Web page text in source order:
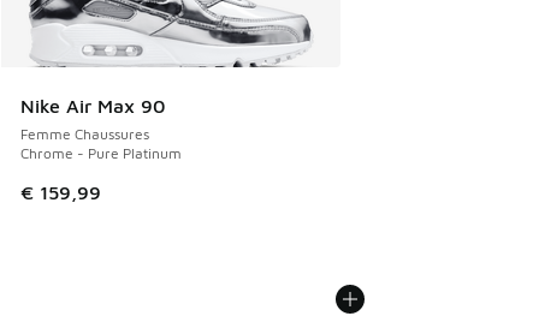
Nike Air Max 90
Femme Chaussures
Chrome - Pure Platinum
€ 159,99